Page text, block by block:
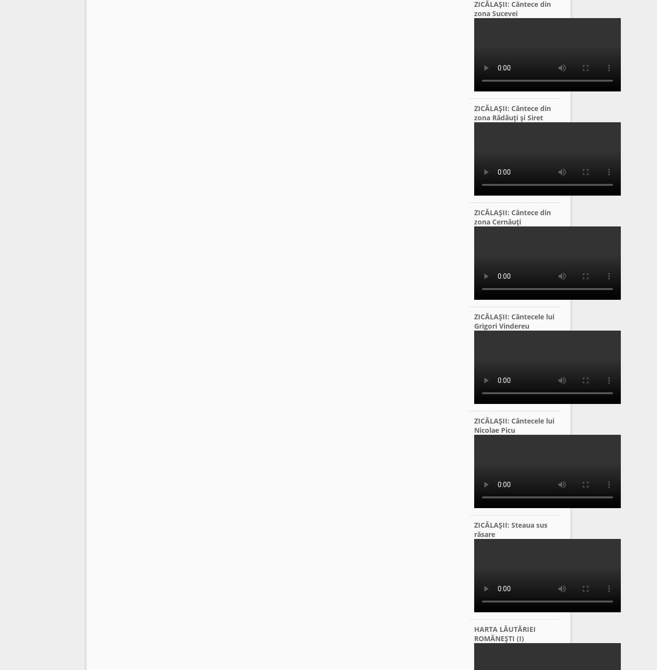
ZICĂLAŞII: Cântece din
zona Sucevei
ZICĂLAŞII: Cântece din
zona Rădăuţi şi Siret
ZICĂLAŞII: Cântece din
zona Cernăuţi
ZICĂLAŞII: Cântecele lui
Grigori Vindereu
ZICĂLAŞII: Cântecele lui
Nicolae Picu
ZICĂLAŞII: Steaua sus
răsare
HARTA LĂUTĂRIEI
ROMÂNEŞTI (I)